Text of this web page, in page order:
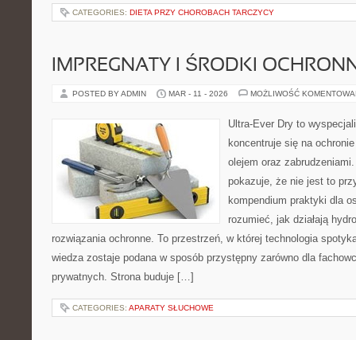
CATEGORIES: DIETA PRZY CHOROBACH TARCZYCY
IMPREGNATY I ŚRODKI
POSTED BY ADMIN MAR - 11 - 2026 MOŻLIWOŚĆ
Ultra-Ever Dry to
koncentruje się na
olejem oraz
pokazuje, że nie jest to
kompendium praktyki dla
rozumieć, jak działają
rozwiązania ochronne. To przestrzeń, w której technologia
wiedza zostaje podana w sposób przystępny zarówno dla
prywatnych. Strona buduje […]
CATEGORIES: APARATY SŁUCHOWE